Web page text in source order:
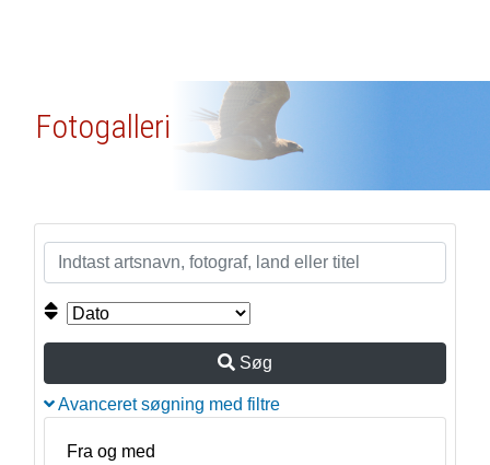
Fotogalleri
Søg
Avanceret søgning med filtre
Fra og med